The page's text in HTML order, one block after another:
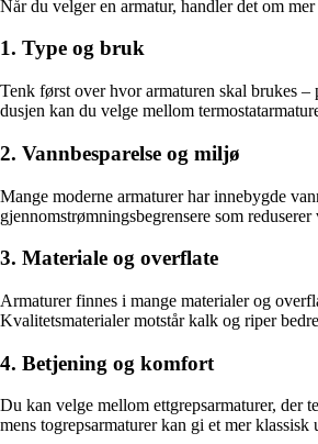
Når du velger en armatur, handler det om
1. Type og bruk
Tenk først over hvor armaturen skal brukes
dusjen kan du velge mellom
2. Vannbesparelse og miljø
Mange moderne armaturer har innebygde
gjennomstrømningsbegrensere som
3. Materiale og overflate
Armaturer finnes i mange materialer og
Kvalitetsmaterialer motstår kalk og riper
4. Betjening og komfort
Du kan velge mellom ettgrepsarmaturer, der
mens togrepsarmaturer kan gi et mer klassisk